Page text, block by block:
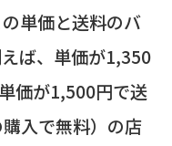
単価と送料のバ
ば、単価が1,350
価が1,500円で送
入で無料）の店